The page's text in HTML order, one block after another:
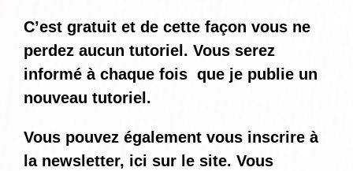
C’est gratuit et de cette façon vous ne
perdez aucun tutoriel. Vous serez
informé à chaque fois que je publie un
nouveau tutoriel.
Vous pouvez également vous inscrire à
la newsletter, ici sur le site. Vous